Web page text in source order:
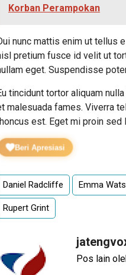
Korban Perampokan
nunc mattis enim ut tellus
pretium fusce id velit ut
eget. Suspendisse
tincidunt tortor aliquam
malesuada fames. Viverra
est. Eget mi proin
Beri Apresiasi
Daniel Radcliffe Emma
Rupert Grint
Pos lain